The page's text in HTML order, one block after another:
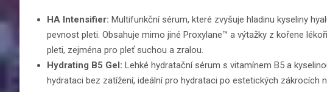
HA Intensifier: Multifunkční sérum, které zvyšuje hladinu kyseliny
pevnost pleti. Obsahuje mimo jiné Proxylane™ a výtažky z kořene
pleti, zejména pro pleť suchou a zralou.
Hydrating B5 Gel: Lehké hydratační sérum s vitamínem B5 a
hydrataci bez zatížení, ideální pro hydrataci po estetických zákrocích